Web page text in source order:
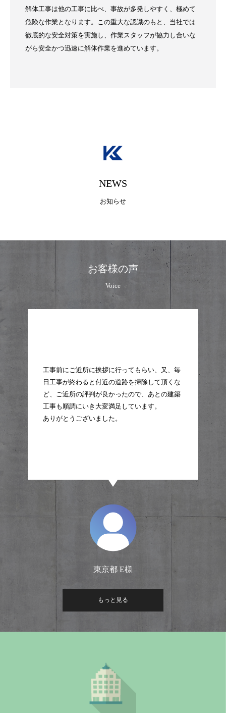
解体工事は他の工事に比べ、事故が多発しやすく、極めて
危険な作業となります。この重大な認識のもと、当社では
徹底的な安全対策を実施し、作業スタッフが協力し合いな
がら安全かつ迅速に解体作業を進めています。
NEWS
お知らせ
お客様の声
Voice
工事前にご近所に挨拶に行ってもらい、又、毎
日工事が終わると付近の道路を掃除して頂くな
ど、ご近所の評判が良かったので、あとの建築
工事も順調にいき大変満足しています。
ありがとうございました。
東京都 E様
もっと見る